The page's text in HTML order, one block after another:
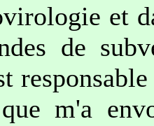
et
de
m'a